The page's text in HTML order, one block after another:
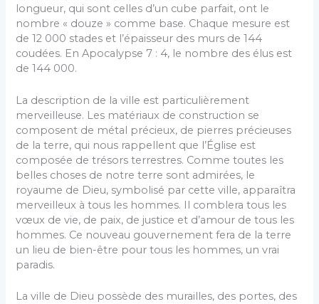
longueur, qui sont celles d’un cube parfait, ont le
nombre « douze » comme base. Chaque mesure est
de 12 000 stades et l’épaisseur des murs de 144
coudées. En Apocalypse 7 : 4, le nombre des élus est
de 144 000.
La description de la ville est particulièrement
merveilleuse. Les matériaux de construction se
composent de métal précieux, de pierres précieuses
de la terre, qui nous rappellent que l’Église est
composée de trésors terrestres. Comme toutes les
belles choses de notre terre sont admirées, le
royaume de Dieu, symbolisé par cette ville, apparaîtra
merveilleux à tous les hommes. Il comblera tous les
vœux de vie, de paix, de justice et d’amour de tous les
hommes. Ce nouveau gouvernement fera de la terre
un lieu de bien-être pour tous les hommes, un vrai
paradis.
La ville de Dieu possède des murailles, des portes, des